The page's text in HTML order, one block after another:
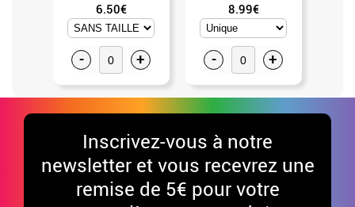
6.50€
- +
8.99€
- +
Inscrivez-vous à notre
newsletter et vous recevrez une
remise de 5€ pour votre